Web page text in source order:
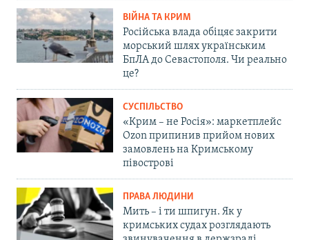
ВІЙНА ТА КРИМ
Російська влада обіцяє закрити
морський шлях українським
БпЛА до Севастополя. Чи реально
це?
СУСПІЛЬСТВО
«Крим – не Росія»: маркетплейс
Ozon припинив прийом нових
замовлень на Кримському
півострові
ПРАВА ЛЮДИНИ
Мить – і ти шпигун. Як у
кримських судах розглядають